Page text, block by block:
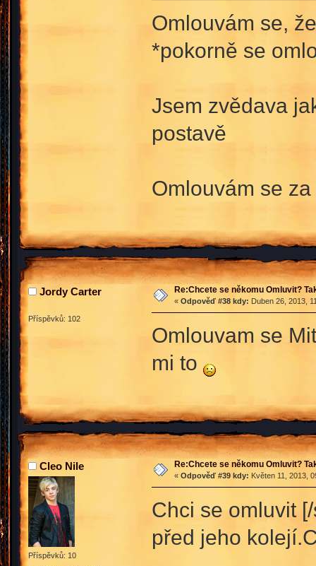
Omlouvám se,
*pokorně se
Jsem zvědava
postavě
Omlouvám se
Jordy Carter
Příspěvků: 102
Re:Chcete se někomu Omluvit?
« Odpověď #38 kdy: Duben 26, 2013,
Omlouvam se
mi to
Cleo Nile
Příspěvků: 10
Re:Chcete se někomu Omluvit?
« Odpověď #39 kdy: Květen 11, 2013,
Chci se omluvit
před jeho